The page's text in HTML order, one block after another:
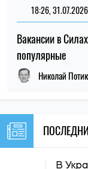
06.08.26
банк
12:59
МОН
12:28
06.08.26
В